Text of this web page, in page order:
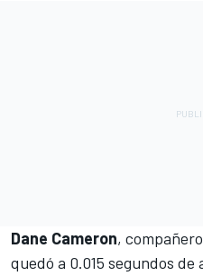
Dane Cameron,
quedó a 0.015 segundos